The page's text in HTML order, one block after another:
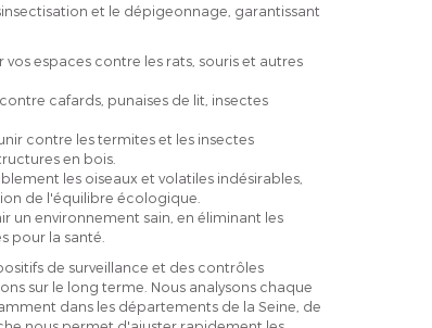
et le dépigeonnage, garantissant
espaces contre les rats, souris et autres
cafards, punaises de lit, insectes
contre les termites et les insectes
en bois.
les oiseaux et volatiles indésirables,
de l'équilibre écologique.
un environnement sain, en éliminant les
pour la santé.
de surveillance et des contrôles
sur le long terme. Nous analysons chaque
dans les départements de la Seine, de